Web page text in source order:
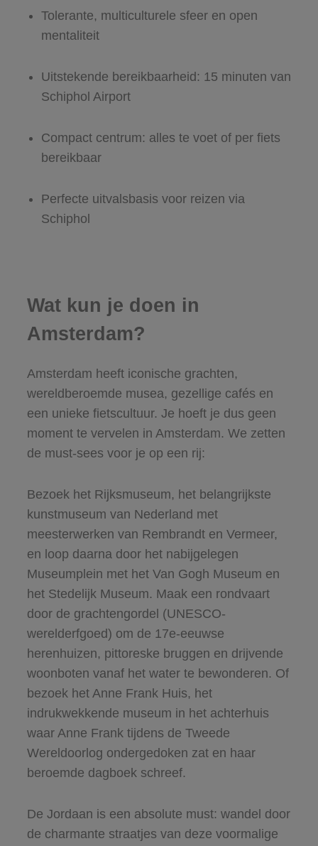
Tolerante, multiculturele sfeer en open
mentaliteit
Uitstekende bereikbaarheid: 15 minuten van
Schiphol Airport
Compact centrum: alles te voet of per fiets
bereikbaar
Perfecte uitvalsbasis voor reizen via
Schiphol
Wat kun je doen in
Amsterdam?
Amsterdam heeft iconische grachten,
wereldberoemde musea, gezellige cafés en
een unieke fietscultuur. Je hoeft je dus geen
moment te vervelen in Amsterdam. We zetten
de must-sees voor je op een rij:
Bezoek het Rijksmuseum, het belangrijkste
kunstmuseum van Nederland met
meesterwerken van Rembrandt en Vermeer,
en loop daarna door het nabijgelegen
Museumplein met het Van Gogh Museum en
het Stedelijk Museum. Maak een rondvaart
door de grachtengordel (UNESCO-
werelderfgoed) om de 17e-eeuwse
herenhuizen, pittoreske bruggen en drijvende
woonboten vanaf het water te bewonderen. Of
bezoek het Anne Frank Huis, het
indrukwekkende museum in het achterhuis
waar Anne Frank tijdens de Tweede
Wereldoorlog ondergedoken zat en haar
beroemde dagboek schreef.
De Jordaan is een absolute must: wandel door
de charmante straatjes van deze voormalige